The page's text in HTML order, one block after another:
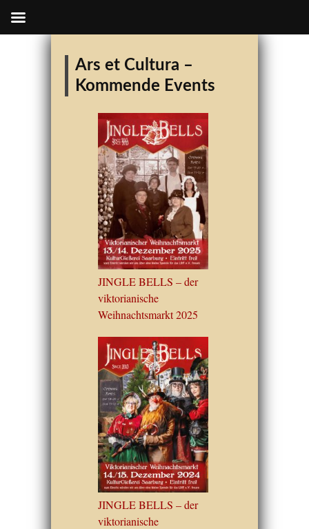
Ars et Cultura –
Kommende Events
JINGLE BELLS – der
viktorianische
Weihnachtsmarkt 2025
JINGLE BELLS – der
viktorianische